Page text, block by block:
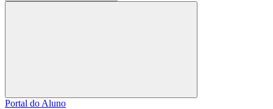
Buscar
Portal do Aluno